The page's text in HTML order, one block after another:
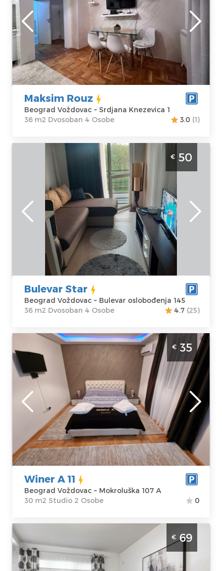
Lokacija:
Beograd
Voždovac
Adresa:Srdjana
Knezevica 1
Cena35 €
Gosti:4
Kvadratura :
m2
Struktura :
Dvosoban
Maksim Rouz
Beograd Voždovac ~ Srdjana Knezevica 1
36 m2 Dvosoban 4 Osobe
3.0 (1)
Dvosoban Apartman Bulevar Star Beograd
Vozdovac Apartman Bulevar Star nalazi se
na Voždovcu, nedaleko od Autokomande
Beograd
Lokacija:
Beograd
Voždovac
Bulevar
oslobođenja 145
50 €
Gosti:4
Kvadratura :36
m2
Struktura :
Dvosoban
€ 50
Bulevar Star
Beograd Voždovac ~ Bulevar oslobođenja 145
36 m2 Dvosoban 4 Osobe
4.7 (25)
Studio Apartman Winer A 11 Beograd
Voždovac. Studio apartman veličine 25m2,
moderno uređen i idealan za boravak do 2
osobe.
Beograd
Lokacija:
Beograd
Voždovac
Adresa:
Mokroluška 107
Cena35 €
Gosti:2
Kvadratura :30
m2
Struktura :
Studio
€ 35
Winer A 11
Beograd Voždovac ~ Mokroluška 107 A
30 m2 Studio 2 Osobe
0
Trosoban Apartman M48 C Beograd
Voždovac
Beograd
€ 69